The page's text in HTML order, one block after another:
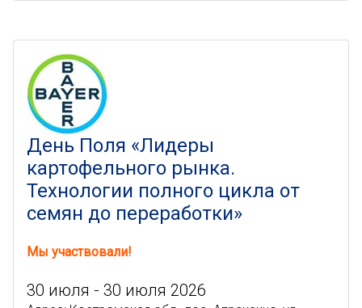
День Поля «Лидеры
картофельного рынка.
Технологии полного цикла от
семян до переработки»
Мы участвовали!
30 июля - 30 июля 2026